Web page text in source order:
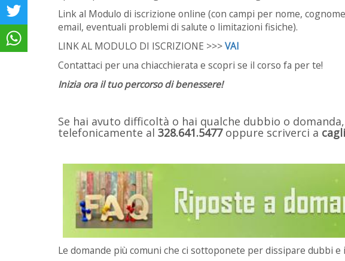
Link al Modulo di iscrizione online (con campi per nome,
email, eventuali problemi di salute o limitazioni fisiche).
LINK AL MODULO DI ISCRIZIONE >>>VAI
Contattaci per una chiacchierata e scopri se il corso fa per te!
Inizia ora il tuo percorso di benessere!
Se hai avuto difficoltà o hai qualche dubbio o
telefonicamente al 328.641.5477oppure scriverci a
Le domande più comuni che ci sottoponete per dissipare dubbi e